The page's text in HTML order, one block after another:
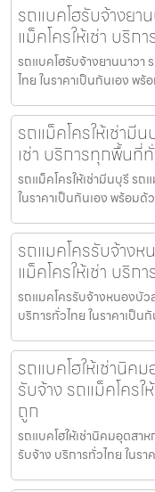
รถแบคโฮรับจ้างยา
แม็คโครให้เช่า บริ
รถแบคโฮรับจ้างยานนาวา
ไทย ในราคาเป็นกันเอง พ
รถแม็คโครให้เช่ามี
เช่า บริการทุกพื้นที่
รถแม็คโครให้เช่ามีนบุรี รถ
ในราคาเป็นกันเอง พร้อม
รถแมคโครรับจ้างห
แม็คโครให้เช่า บริ
รถแมคโครรับจ้างหนองบัว
บริการทั่วไทย ในราคาเป็
รถแบคโฮให้เช่านิค
รับจ้าง รถแม็คโคร
ถูก
รถแบคโฮให้เช่านิคมอุตสาห
รับจ้าง บริการทั่วไทย ในร